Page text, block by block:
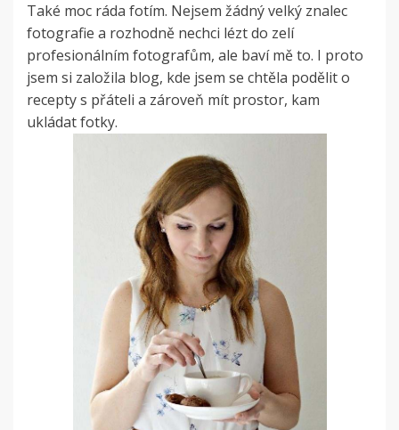
Také moc ráda fotím. Nejsem žádný velký znalec
fotografie a rozhodně nechci lézt do zelí
profesionálním fotografům, ale baví mě to. I proto
jsem si založila blog, kde jsem se chtěla podělit o
recepty s přáteli a zároveň mít prostor, kam
ukládat fotky.